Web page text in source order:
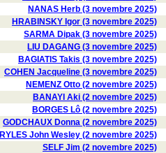
NANAS Herb (3 novembre 2025)
HRABINSKY Igor (3 novembre 2025)
SARMA Dipak (3 novembre 2025)
LIU DAGANG (3 novembre 2025)
BAGIATIS Takis (3 novembre 2025)
COHEN Jacqueline (3 novembre 2025)
NEMENZ Otto (2 novembre 2025)
BANAYI Aki (2 novembre 2025)
BORGES Lô (2 novembre 2025)
GODCHAUX Donna (2 novembre 2025)
RYLES John Wesley (2 novembre 2025)
SELF Jim (2 novembre 2025)